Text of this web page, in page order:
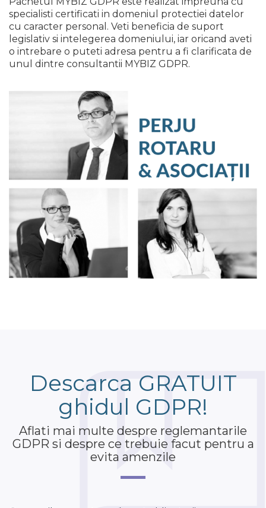
specialisti certificati in domeniul protectiei datelor
cu caracter personal. Veti beneficia de suport
legislativ si intelegerea domeniului, iar oricand aveti
o intrebare o puteti adresa pentru a fi clarificata de
unul dintre consultantii MYBIZ GDPR.
Descarca GRATUIT
ghidul GDPR!
Aflati mai multe despre reglemantarile
GDPR si despre ce trebuie facut pentru a
evita amenzile